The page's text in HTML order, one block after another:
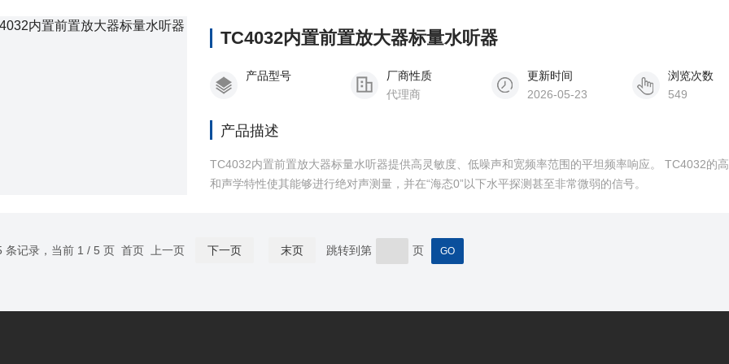
TC4032内置前置放大器标量水听器
产品型号
厂商性质
代理商
更新时间
2026-05-23
浏览次数
549
产品描述
TC4032内置前置放大器标量水听器提供高灵敏度、低噪声和宽频率范围的平坦频率响应。 TC4032的
和声学特性使其能够进行绝对声测量，并在“海态0”以下水平探测甚至非常微弱的信号。
条记录，当前 1 / 5 页 首页 上一页 下一页 末页 跳转到第 页